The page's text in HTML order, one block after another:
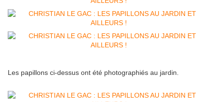
Les papillons ci-dessus ont été photographiés au jardin.